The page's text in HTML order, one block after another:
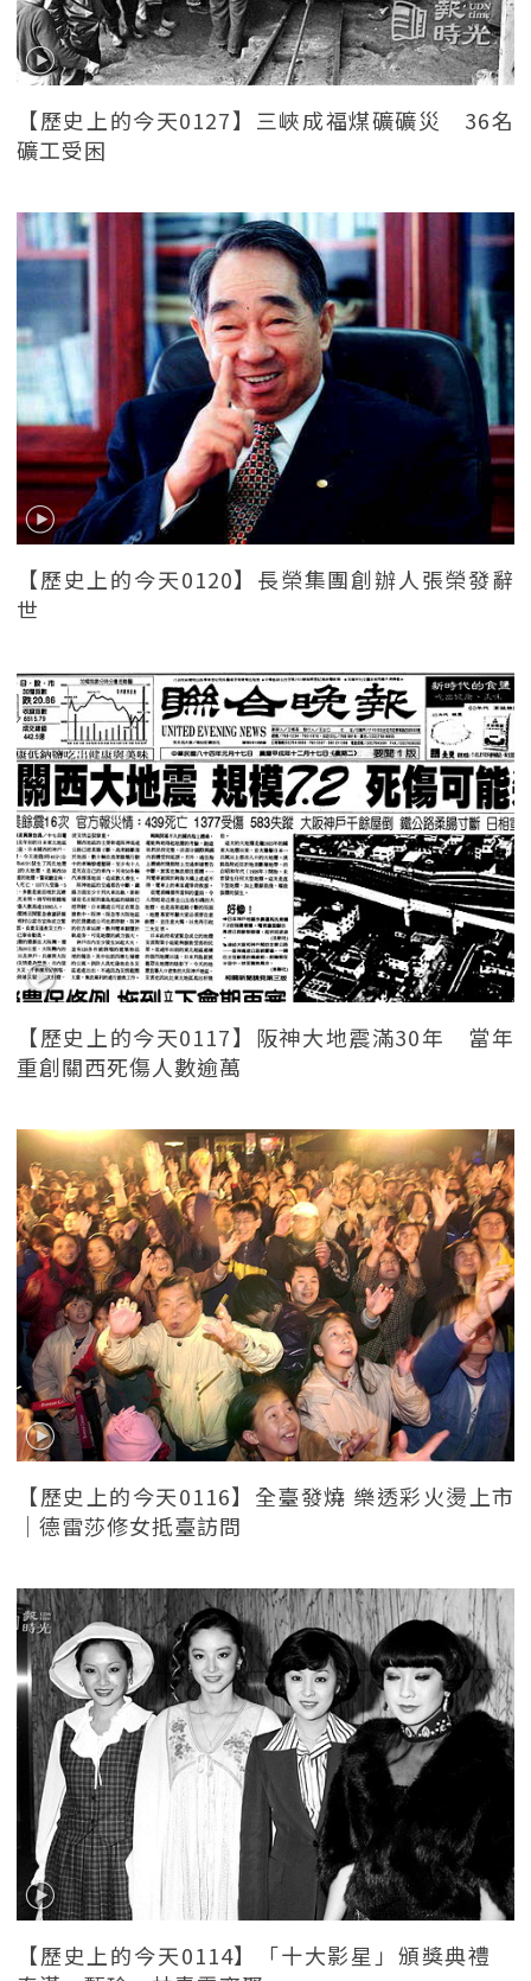
【歷史上的今天0127】三峽成福煤礦礦災 36名
礦工受困
【歷史上的今天0120】長榮集團創辦人張榮發辭
世
【歷史上的今天0117】阪神大地震滿30年 當年
重創關西死傷人數逾萬
【歷史上的今天0116】全臺發燒 樂透彩火燙上市
｜德雷莎修女抵臺訪問
【歷史上的今天0114】「十大影星」頒獎典禮